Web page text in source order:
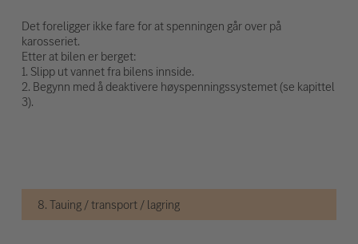
Det foreligger ikke fare for at spenningen går over på
karosseriet.
Etter at bilen er berget:
1. Slipp ut vannet fra bilens innside.
2. Begynn med å deaktivere høyspenningssystemet (se kapittel
3).
8. Tauing / transport / lagring